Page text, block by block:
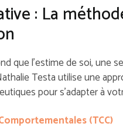
: La
que l’estime de soi, une
Testa utilise une
pour s’adapter à
(TCC)